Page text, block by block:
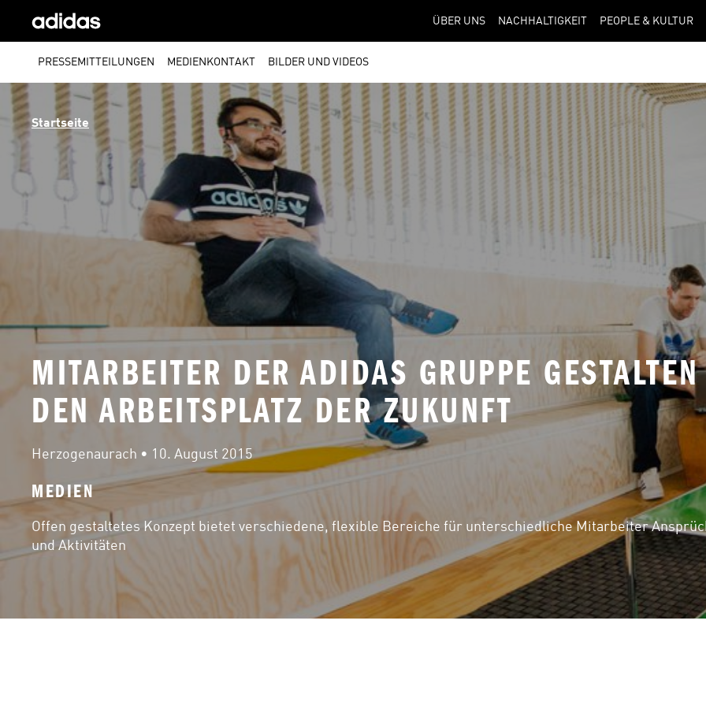
ÜBER UNS NACHHALTIGKEIT PEOPLE & KULTUR
PRESSEMITTEILUNGEN MEDIENKONTAKT BILDER UND VIDEOS
Startseite
MITARBEITER DER ADIDAS GRUPPE GESTALTEN
DEN ARBEITSPLATZ DER ZUKUNFT
Herzogenaurach • 10. August 2015
MEDIEN
Offen gestaltetes Konzept bietet verschiedene, flexible Bereiche für unterschiedliche Mitarbeiter
und Aktivitäten